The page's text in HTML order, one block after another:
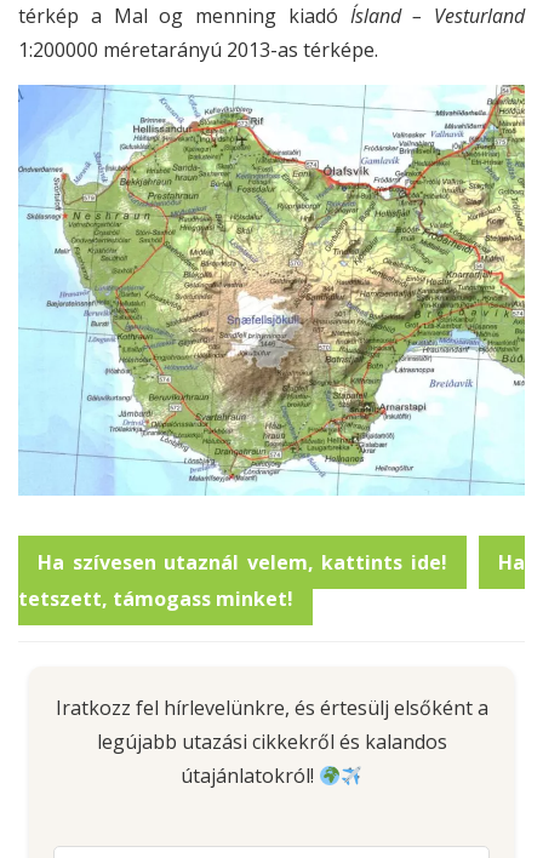
térkép a Mal og menning kiadó Ísland – Vesturland
1:200000 méretarányú 2013-as térképe.
Ha szívesen utaznál velem, kattints ide!
Ha
tetszett, támogass minket!
Iratkozz fel hírlevelünkre, és értesülj elsőként a
legújabb utazási cikkekről és kalandos
útajánlatokról!